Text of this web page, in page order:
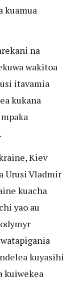
kuamua
na
wakitoa
itavamia
kukana
Kiev
Urusi Vladmir
kuacha
yao au
kuyasihi
kuiwekea